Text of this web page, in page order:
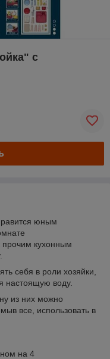
с
юным
прочим кухонным
себя в роли хозяйки,
настоящую воду.
из них можно
все, использовать в
на 4